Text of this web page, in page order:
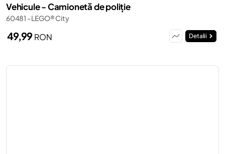
Vehicule - Camionetă de poliție
60481 - LEGO® City
49,99RON Detalii